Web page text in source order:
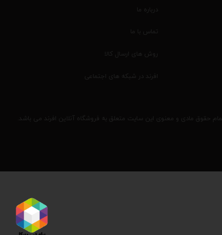
حقوق مادی و معنوی این سایت متعلق به فروشگاه آنلاین افرند می باشد.
درباره ما
تماس با ما
روش های ارسال کالا
افرند در شبکه های اجتماعی